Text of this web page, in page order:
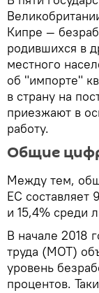
Кипре —
родившихся в
местного
об "импорте"
в страну на
приезжают в
работу.
Общие
Между тем,
ЕС составляет
и 15,4% среди
В начале 2018
труда (МОТ)
уровень
процентов.